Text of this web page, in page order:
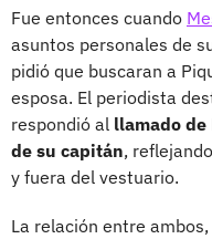
Fue entonces cuando
asuntos personales de
pidió que buscaran a
esposa. El periodista
respondió al llamado de
de su capitán,
y fuera del vestuario.
La relación entre